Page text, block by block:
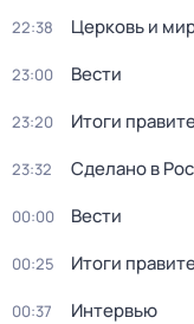
22:38 Церковь и
23:00 Вести
23:20 Итоги
23:32 Сделано в
00:00 Вести
00:25 Итоги
00:37 Интервью